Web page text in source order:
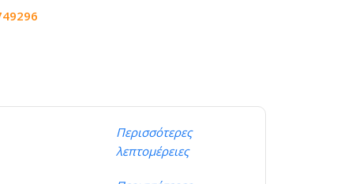
Περισσότερες
λεπτομέρειες